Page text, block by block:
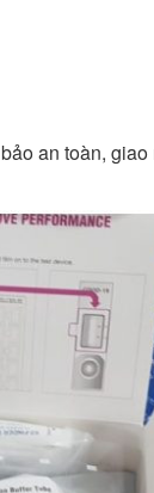
an toàn,